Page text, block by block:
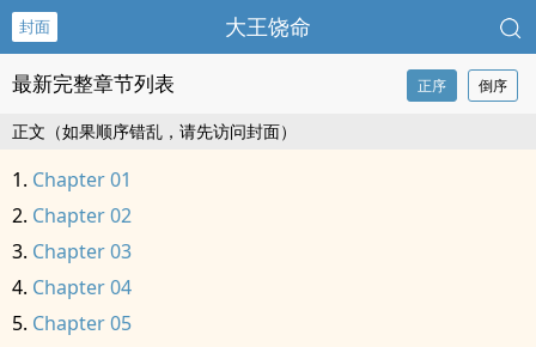
封面 大王饶命
最新完整章节列表 正序 倒序
正文（如果顺序错乱，请先访问封面）
Chapter 01
Chapter 02
Chapter 03
Chapter 04
Chapter 05